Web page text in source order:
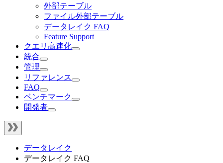
外部テーブル
ファイル外部テーブル
データレイク FAQ
Feature Support
クエリ高速化
統合
管理
リファレンス
FAQ
ベンチマーク
開発者
データレイク
データレイク FAQ